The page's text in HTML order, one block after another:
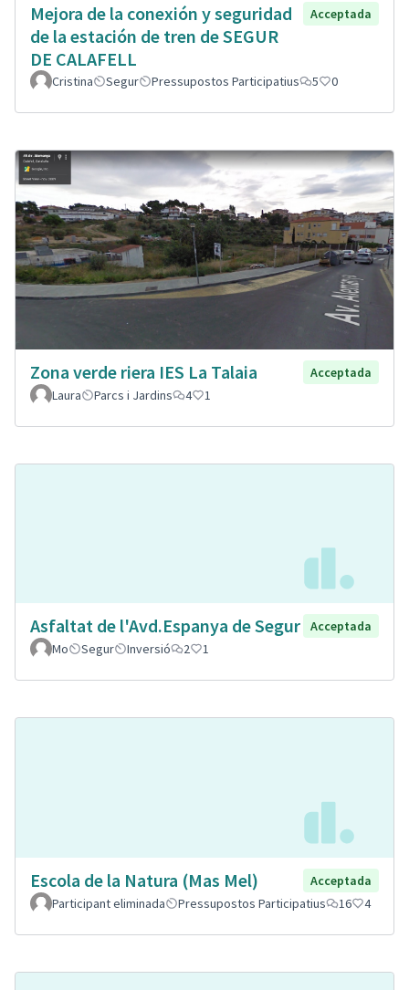
Mejora de la conexión y seguridad
de la estación de tren de SEGUR
DE CALAFELL
Acceptada
Cristina Segur Pressupostos Participatius 5 0
Zona verde riera IES La Talaia
Acceptada
Laura
Parcs i Jardins 4 1
Asfaltat de l'Avd.Espanya de Segur
Acceptada
Mo
Segur Inversió 2 1
Escola de la Natura (Mas Mel)
Acceptada
Participant eliminada
Pressupostos Participatius 16 4